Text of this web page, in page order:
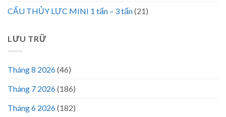
CẨU THỦY LỰC MINI 1 tấn – 3 tấn(21)
LƯU TRỮ
Tháng 8 2026(46)
Tháng 7 2026(186)
Tháng 6 2026(182)